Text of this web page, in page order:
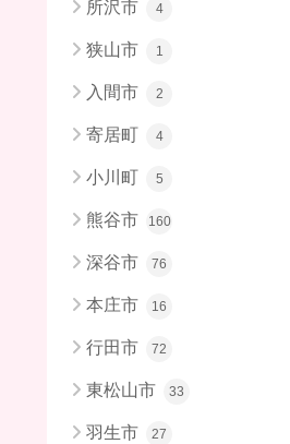
所沢市 4
狭山市 1
入間市 2
寄居町 4
小川町 5
熊谷市 160
深谷市 76
本庄市 16
行田市 72
東松山市 33
羽生市 27